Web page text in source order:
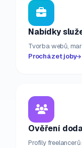
Nabídky
Tvorba webů,
Procházet joby
Ověření
Profily